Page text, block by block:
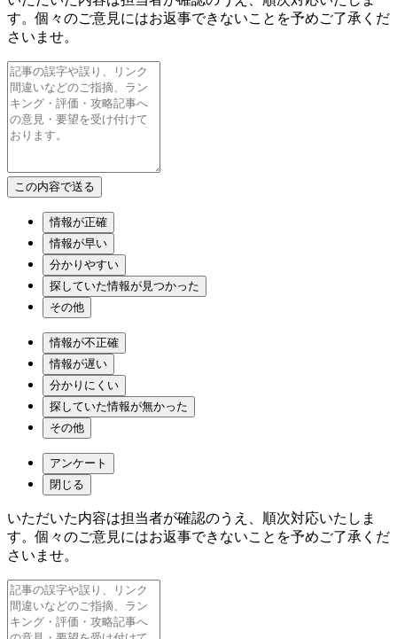
す。個々のご意見にはお返事できないことを予めご了承くだ
さいませ。
情報が正確
情報が早い
分かりやすい
探していた情報が見つかった
その他
情報が不正確
情報が遅い
分かりにくい
探していた情報が無かった
その他
アンケート
閉じる
いただいた内容は担当者が確認のうえ、順次対応いたしま
す。個々のご意見にはお返事できないことを予めご了承くだ
さいませ。